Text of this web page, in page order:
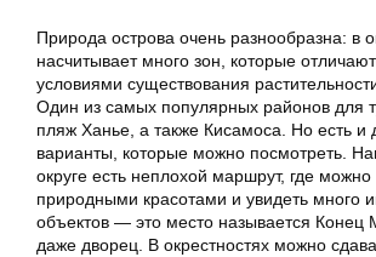
Природа острова очень разнообразна: в
насчитывает много зон, которые
условиями существования
Один из самых популярных районов для
пляж Ханье, а также Кисамоса. Но есть и
варианты, которые можно посмотреть.
округе есть неплохой маршрут, где можно
природными красотами и увидеть много
объектов — это место называется Конец
даже дворец. В окрестностях можно